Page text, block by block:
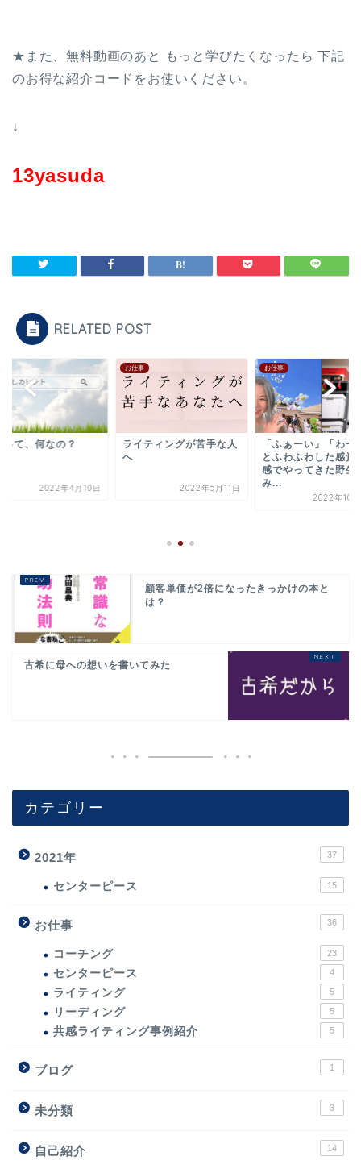
★また、無料動画のあと もっと学びたくなったら 下記
のお得な紹介コードをお使いください。
↓
13yasuda
RELATED POST
って、何なの？
2022年4月10日
お仕事
ライティングが苦手な人
へ
2022年5月11日
お仕事
「ふぁーい」「わー
とふわふわした感覚
感でやってきた野生
み...
2022年10
顧客単価が2倍になったきっかけの本と
は？
古希に母への想いを書いてみた
カテゴリー
2021年 37
センターピース 15
お仕事 36
コーチング 23
センターピース 4
ライティング 5
リーディング 5
共感ライティング事例紹介 5
ブログ 1
未分類 3
自己紹介 14